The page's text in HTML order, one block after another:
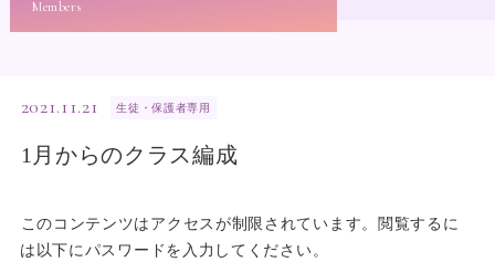
1月からのクラス編成
2021.11.21 生徒・保護者専用
このコンテンツはアクセスが制限されています。閲覧するに
は以下にパスワードを入力してください。